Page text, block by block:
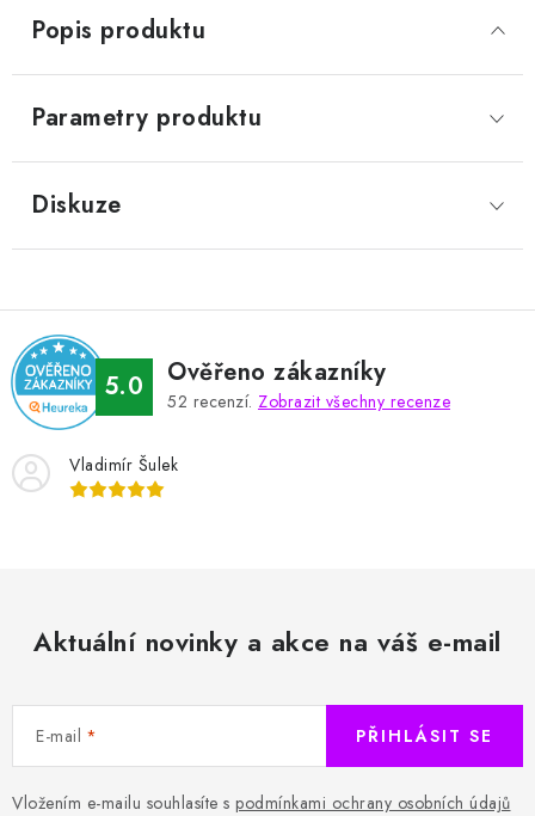
Popis produktu
Parametry produktu
Diskuze
5.0 Ověřeno zákazníky
52 recenzí. Zobrazit všechny recenze
Vladimír Šulek
Aktuální novinky a akce na váš e-mail
E-mail
Vložením e-mailu souhlasíte s podmínkami ochrany osobních údajů
PŘIHLÁSIT SE